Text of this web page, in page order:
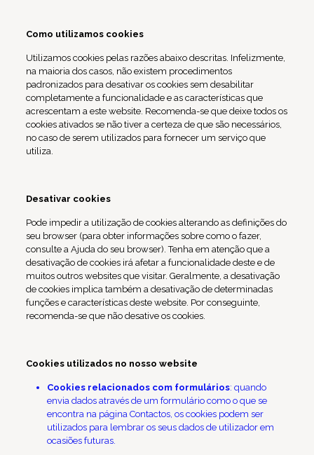
Como utilizamos cookies
Utilizamos cookies pelas razões abaixo descritas. Infelizmente,
na maioria dos casos, não existem procedimentos
padronizados para desativar os cookies sem desabilitar
completamente a funcionalidade e as características que
acrescentam a este website. Recomenda-se que deixe todos os
cookies ativados se não tiver a certeza de que são necessários,
no caso de serem utilizados para fornecer um serviço que
utiliza.
Desativar cookies
Pode impedir a utilização de cookies alterando as definições do
seu browser (para obter informações sobre como o fazer,
consulte a Ajuda do seu browser). Tenha em atenção que a
desativação de cookies irá afetar a funcionalidade deste e de
muitos outros websites que visitar. Geralmente, a desativação
de cookies implica também a desativação de determinadas
funções e características deste website. Por conseguinte,
recomenda-se que não desative os cookies.
Cookies utilizados no nosso website
Cookies relacionados com formulários: quando
envia dados através de um formulário como o que se
encontra na página Contactos, os cookies podem ser
utilizados para lembrar os seus dados de utilizador em
ocasiões futuras.